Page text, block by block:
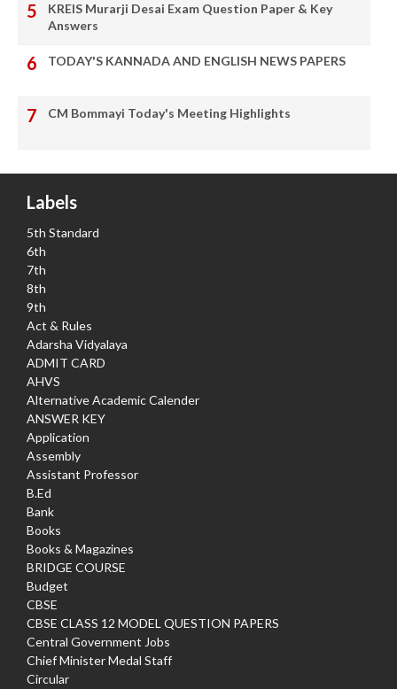
KREIS Murarji Desai Exam Question Paper & Key
Answers
TODAY'S KANNADA AND ENGLISH NEWS PAPERS
CM Bommayi Today's Meeting Highlights
Labels
5th Standard
6th
7th
8th
9th
Act & Rules
Adarsha Vidyalaya
ADMIT CARD
AHVS
Alternative Academic Calender
ANSWER KEY
Application
Assembly
Assistant Professor
B.Ed
Bank
Books
Books & Magazines
BRIDGE COURSE
Budget
CBSE
CBSE CLASS 12 MODEL QUESTION PAPERS
Central Government Jobs
Chief Minister Medal Staff
Circular